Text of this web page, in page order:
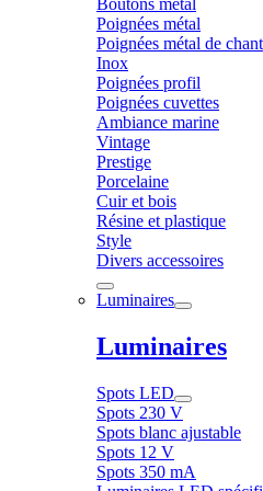
Poignées métal
Poignées métal de chant
Inox
Poignées profil
Poignées cuvettes
Ambiance marine
Vintage
Prestige
Porcelaine
Cuir et bois
Résine et plastique
Style
Divers accessoires
Luminaires
Luminaires
Spots LED
Spots 230 V
Spots blanc ajustable
Spots 12 V
Spots 350 mA